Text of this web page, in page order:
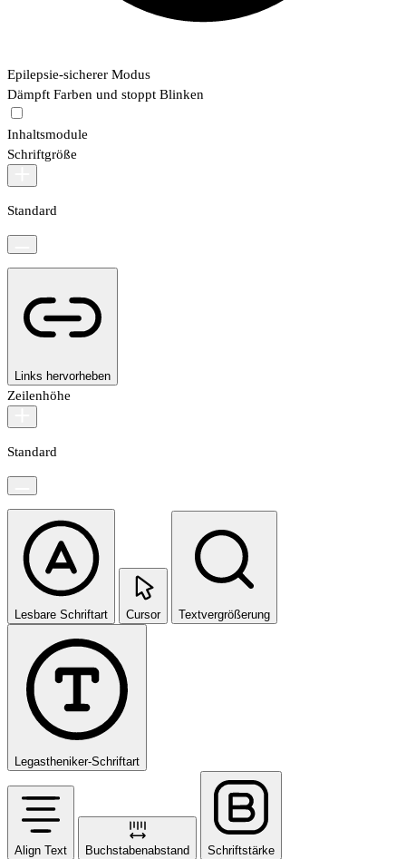
Epilepsie-sicherer Modus
Dämpft Farben und stoppt Blinken
Inhaltsmodule
Schriftgröße
Standard
Links hervorheben
Zeilenhöhe
Standard
Lesbare Schriftart Cursor Textvergrößerung
Legastheniker-Schriftart
Align Text Buchstabenabstand Schriftstärke